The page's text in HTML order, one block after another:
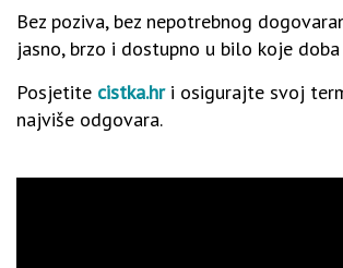
Bez poziva, bez nepotrebnog
jasno, brzo i dostupno u bilo koje doba
Posjetite cistka.hri osigurajte svoj
najviše odgovara.